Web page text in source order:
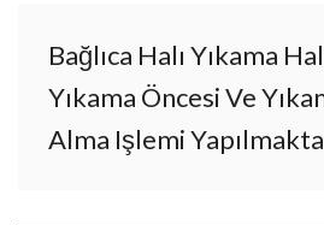
Bağlıca Halı Yıkama
Yıkama Öncesi Ve
Alma Işlemi